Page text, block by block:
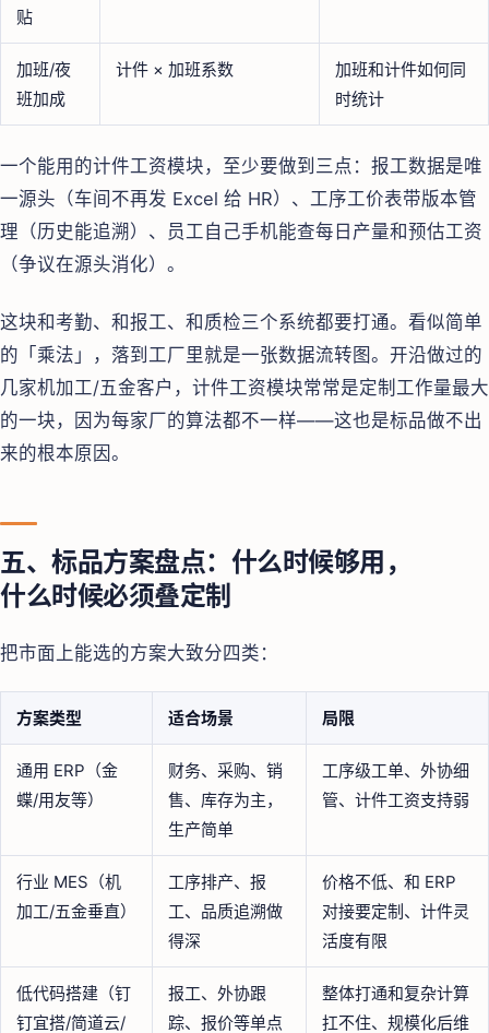
贴
加班/夜
班加成
计件 × 加班系数
加班和计件如何同
时统计
一个能用的计件工资模块，至少要做到三点：报工数据是唯
一源头（车间不再发 Excel 给 HR）、工序工价表带版本管
理（历史能追溯）、员工自己手机能查每日产量和预估工资
（争议在源头消化）。
这块和考勤、和报工、和质检三个系统都要打通。看似简单
的「乘法」，落到工厂里就是一张数据流转图。开沿做过的
几家机加工/五金客户，计件工资模块常常是定制工作量最大
的一块，因为每家厂的算法都不一样——这也是标品做不出
来的根本原因。
五、标品方案盘点：什么时候够用，
什么时候必须叠定制
把市面上能选的方案大致分四类：
方案类型 适合场景 局限
通用 ERP（金
蝶/用友等）
财务、采购、销
售、库存为主，
生产简单
工序级工单、外协细
管、计件工资支持弱
行业 MES（机
加工/五金垂直）
工序排产、报
工、品质追溯做
得深
价格不低、和 ERP
对接要定制、计件灵
活度有限
低代码搭建（钉
钉宜搭/简道云/
报工、外协跟
踪、报价等单点
整体打通和复杂计算
扛不住、规模化后维